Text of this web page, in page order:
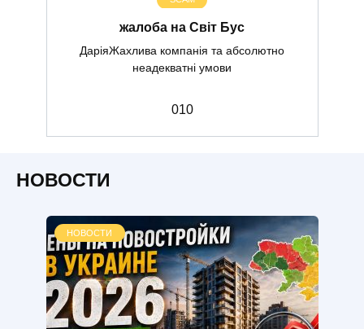
жалоба на Світ Бус
ДаріяЖахлива компанія та абсолютно
неадекватні умови
010
НОВОСТИ
НОВОСТИ